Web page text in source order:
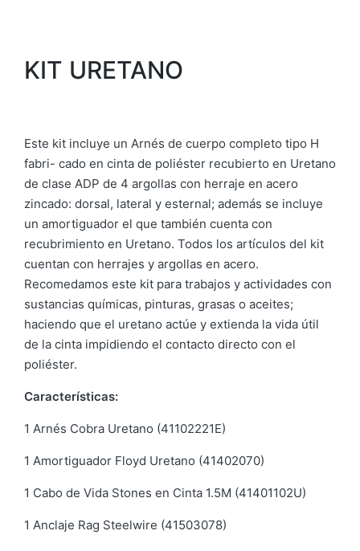
KIT URETANO
Este kit incluye un Arnés de cuerpo completo tipo H
fabri- cado en cinta de poliéster recubierto en Uretano
de clase ADP de 4 argollas con herraje en acero
zincado: dorsal, lateral y esternal; además se incluye
un amortiguador el que también cuenta con
recubrimiento en Uretano. Todos los artículos del kit
cuentan con herrajes y argollas en acero.
Recomedamos este kit para trabajos y actividades con
sustancias químicas, pinturas, grasas o aceites;
haciendo que el uretano actúe y extienda la vida útil
de la cinta impidiendo el contacto directo con el
poliéster.
Características:
1 Arnés Cobra Uretano (41102221E)
1 Amortiguador Floyd Uretano (41402070)
1 Cabo de Vida Stones en Cinta 1.5M (41401102U)
1 Anclaje Rag Steelwire (41503078)